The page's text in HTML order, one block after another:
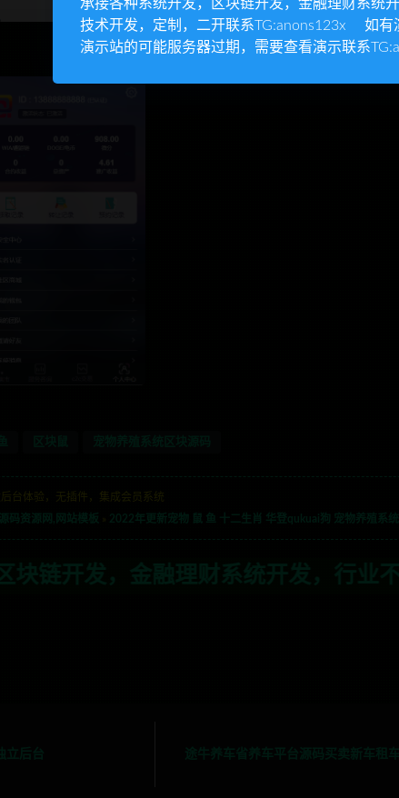
台体验，无插件，集成会员系统
码资源网,网站模板
2022年更新宠物 鼠 鱼 十二生肖 华登qukuai狗 宠物养殖系
财系统开发，行业不限，全栈技术
承接各种系统开发，区块链开发，金融理财系统
技术开发，定制，二开联系TG:anons123x 如有
演示站的可能服务器过期，需要查看演示联系